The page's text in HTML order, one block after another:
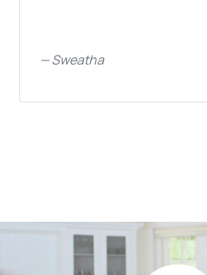
—Sweatha